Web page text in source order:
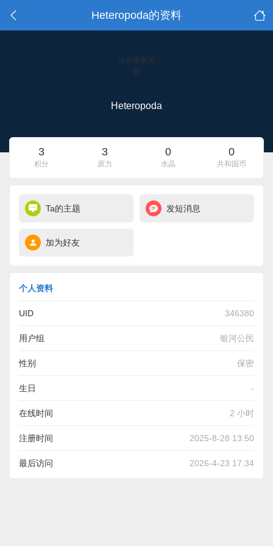
Heteropoda的资料
点击重新加
载
Heteropoda
3
积分
3
原力
0
水晶
0
共和国币
Ta的主题 发短消息
加为好友
个人资料
UID 346380
用户组 银河公民
性别 保密
生日 -
在线时间 2 小时
注册时间 2025-8-28 13:50
最后访问 2026-4-23 17:34